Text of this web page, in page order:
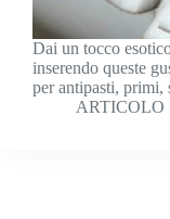
Dai un tocco
inserendo queste
per antipasti, primi,
ARTICOLO